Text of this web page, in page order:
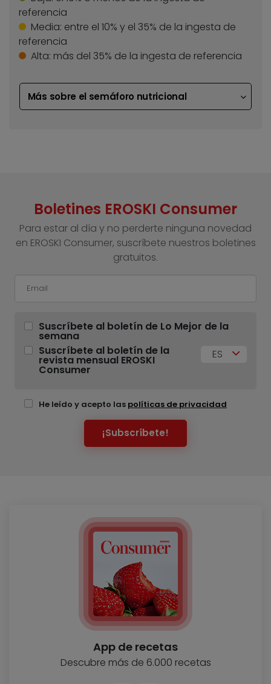
referencia
Media: entre el 10% y el 35% de la ingesta de
referencia
Alta: más del 35% de la ingesta de referencia
Más sobre el semáforo nutricional
Boletines EROSKI Consumer
Para estar al día y no perderte ninguna novedad
en EROSKI Consumer, suscríbete nuestros boletines
gratuitos.
Suscríbete al boletín de Lo Mejor de la
semana
Suscríbete al boletín de la
revista mensual EROSKI
Consumer
ES
He leído y acepto las políticas de privacidad
¡Subscríbete!
App de recetas
Descubre más de 6.000 recetas